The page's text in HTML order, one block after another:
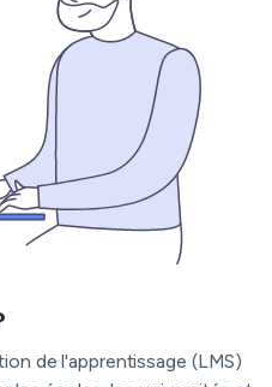
de l'apprentissage (LMS)